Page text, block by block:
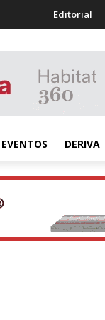
Editorial
EVENTOS DERIVA